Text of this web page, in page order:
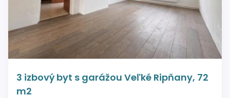
3 izbový byt s garážou Veľké Ripňany, 72
m2